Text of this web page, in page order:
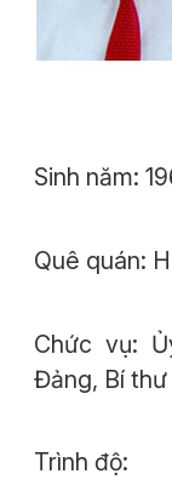
Sinh năm:
Quê quán:
Chức vụ:
Đảng, Bí
Trình độ: